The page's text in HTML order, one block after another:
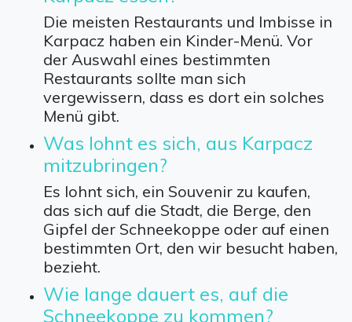
Die meisten Restaurants und Imbisse in
Karpacz haben ein Kinder-Menü. Vor
der Auswahl eines bestimmten
Restaurants sollte man sich
vergewissern, dass es dort ein solches
Menü gibt.
Was lohnt es sich, aus Karpacz
mitzubringen?
Es lohnt sich, ein Souvenir zu kaufen,
das sich auf die Stadt, die Berge, den
Gipfel der Schneekoppe oder auf einen
bestimmten Ort, den wir besucht haben,
bezieht.
Wie lange dauert es, auf die
Schneekoppe zu kommen?